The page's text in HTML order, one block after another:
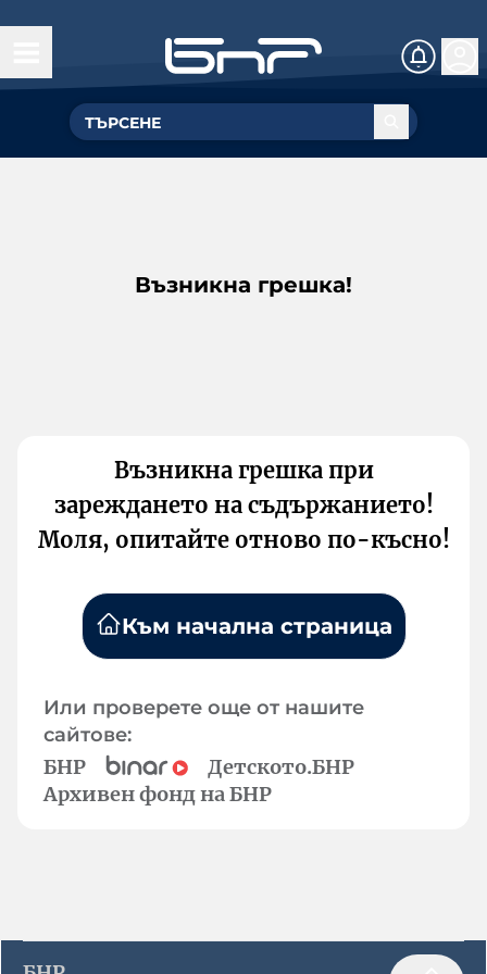
Възникна грешка!
Възникна грешка при
зареждането на съдържанието!
Моля, опитайте отново по-късно!
Към начална страница
Или проверете още от нашите
сайтове:
БНР
Детското.БНР
Архивен фонд на БНР